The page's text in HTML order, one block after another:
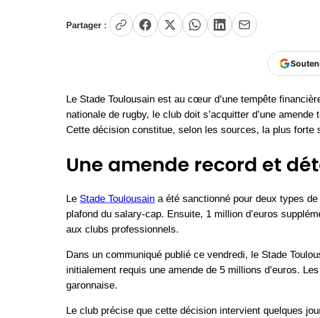
Partager :
Le Stade Toulousain est au cœur d’une tempête
nationale de rugby, le club doit s’acquitter d’une
Cette décision constitue, selon les sources, la plus
Une amende record et
Le Stade Toulousain a été sanctionné pour deux types
plafond du salary-cap. Ensuite, 1 million d’euros
aux clubs professionnels.
Dans un communiqué publié ce vendredi, le Stade
initialement requis une amende de 5 millions d’euros.
garonnaise.
Le club précise que cette décision intervient quelques